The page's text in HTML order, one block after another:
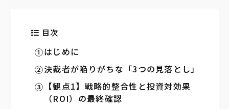
目次
はじめに
決裁者が陥りがちな「3つの見落とし」
【観点1】戦略的整合性と投資対効果
（ROI）の最終確認